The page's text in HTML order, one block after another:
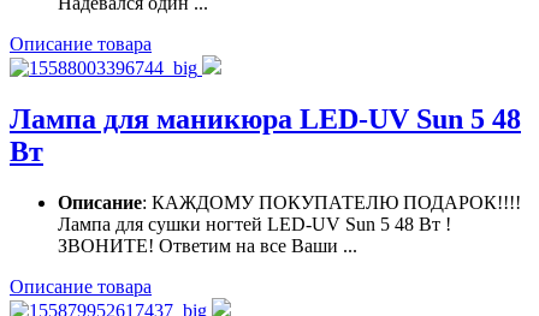
Описание товара
Лампа для маникюра LED-UV Sun 5 48
Вт
Описание: КАЖДОМУ ПОКУПАТЕЛЮ ПОДАРОК!!!!
Лампа для сушки ногтей LED-UV Sun 5 48 Вт !
ЗВОНИТЕ! Ответим на все Ваши ...
Описание товара